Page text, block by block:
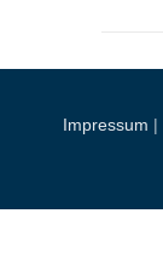
Impressum |